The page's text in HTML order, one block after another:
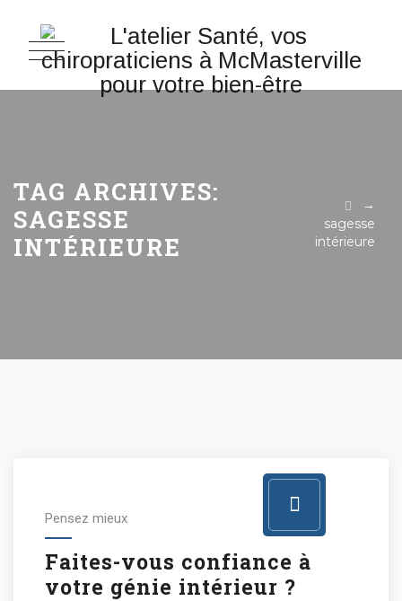
TAG ARCHIVES:
SAGESSE
INTÉRIEURE
→
sagesse
intérieure
Pensez mieux
Faites-vous confiance à
votre génie intérieur ?